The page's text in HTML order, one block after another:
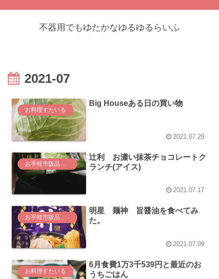
不器用でもゆたかなゆるゆるらいふ
2021-07
お料理すたいる
Big Houseある日の買い物
2021.07.29
辻利 お濃い抹茶チョコレートク
ランチ(アイス)
2021.07.17
お手軽市販品の気になる実食レポート
明星 麺神 旨醤油を食べてみ
た。
2021.07.09
お料理すたいる
6月食費1万3千539円と最近のお
うちごはん